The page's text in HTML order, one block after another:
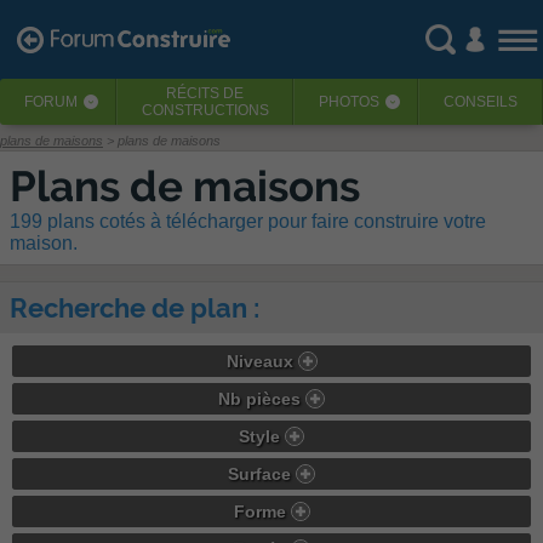
FORUM ‹ RÉCITS DE
CONSTRUCTIONS
PHOTOS ‹ CONSEILS
plans de maisons > plans de maisons
Plans de maisons
199 plans cotés à télécharger pour faire construire votre
maison.
Recherche de plan :
Niveaux
Nb pièces
Style
Surface
Forme